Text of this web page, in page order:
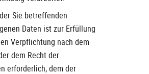
Sie betreffenden
Daten ist zur Erfüllung
Verpflichtung nach dem
dem Recht der
erforderlich, dem der